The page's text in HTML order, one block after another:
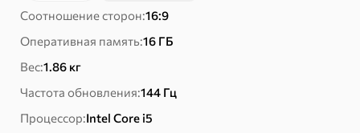
Ноутбук
Портатив
Соотношение сторон:16:9
Оперативная память:16 ГБ
Вес:1.86 кг
Частота обновления:144 Гц
Процессор:Intel Core i5